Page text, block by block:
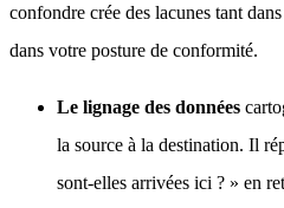
confondre crée des lacunes tant
dans votre posture de conformité.
Le lignage des données
la source à la destination. Il
sont-elles arrivées ici ? » en